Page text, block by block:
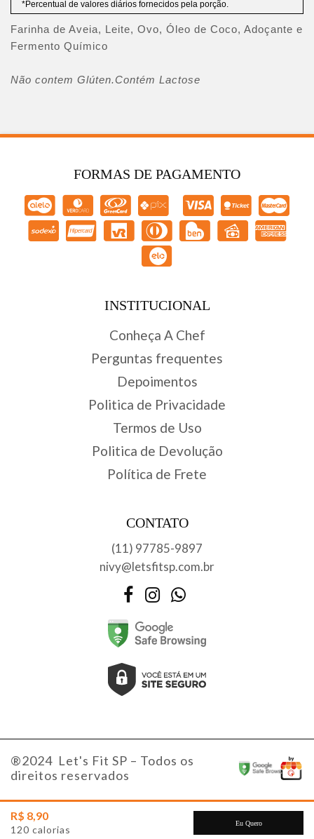
*Percentual de valores diários fornecidos pela porção.
Farinha de Aveia, Leite, Ovo, Óleo de Coco, Adoçante e
Fermento Químico
Não contem Glúten.Contém Lactose
FORMAS DE PAGAMENTO
INSTITUCIONAL
Conheça A Chef
Perguntas frequentes
Depoimentos
Politica de Privacidade
Termos de Uso
Politica de Devolução
Política de Frete
CONTATO
(11) 97785-9897
nivy@letsfitsp.com.br
FacebookInstagramWhatsApp
®2024 Let's Fit SP – Todos os
direitos reservados
R$ 8,90
120 calorias
Eu Quero